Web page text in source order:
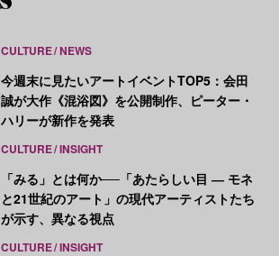
CULTURE NEWS
今週末に見たいアートイベントTOP5：会田
誠が大作《混浴図》を公開制作、ピーター・
ハリーが新作を発表
CULTURE INSIGHT
「みる」とは何か──「あたらしい目 ― モネ
と21世紀のアート」の現代アーティストたち
が示す、異なる視点
CULTURE INSIGHT